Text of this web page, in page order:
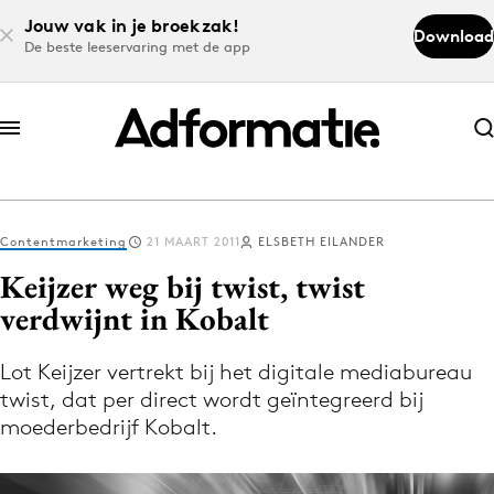
Jouw vak in je broekzak!
De beste leeservaring met de app
Download
Abonneer nu
Abonneer nu
Log in
Volg het laatste nieuws via de Adformatie
Nieuws app
Contentmarketing 21 MAART 2011 ELSBETH EILANDER
Keijzer weg bij twist, twist
verdwijnt in Kobalt
Lot Keijzer vertrekt bij het digitale mediabureau
twist, dat per direct wordt geïntegreerd bij
moederbedrijf Kobalt.